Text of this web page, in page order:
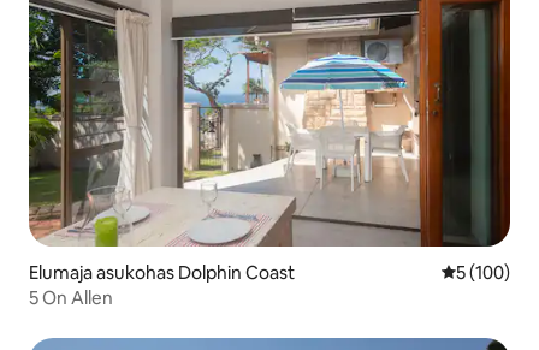
Elumaja asukohas Dolphin Coast Keskmine
5 (100)
5 On Allen